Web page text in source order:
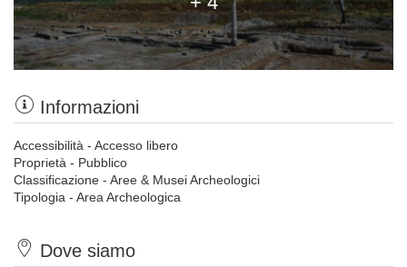
Informazioni
Accessibilità - Accesso libero
Proprietà - Pubblico
Classificazione - Aree & Musei Archeologici
Tipologia - Area Archeologica
Dove siamo